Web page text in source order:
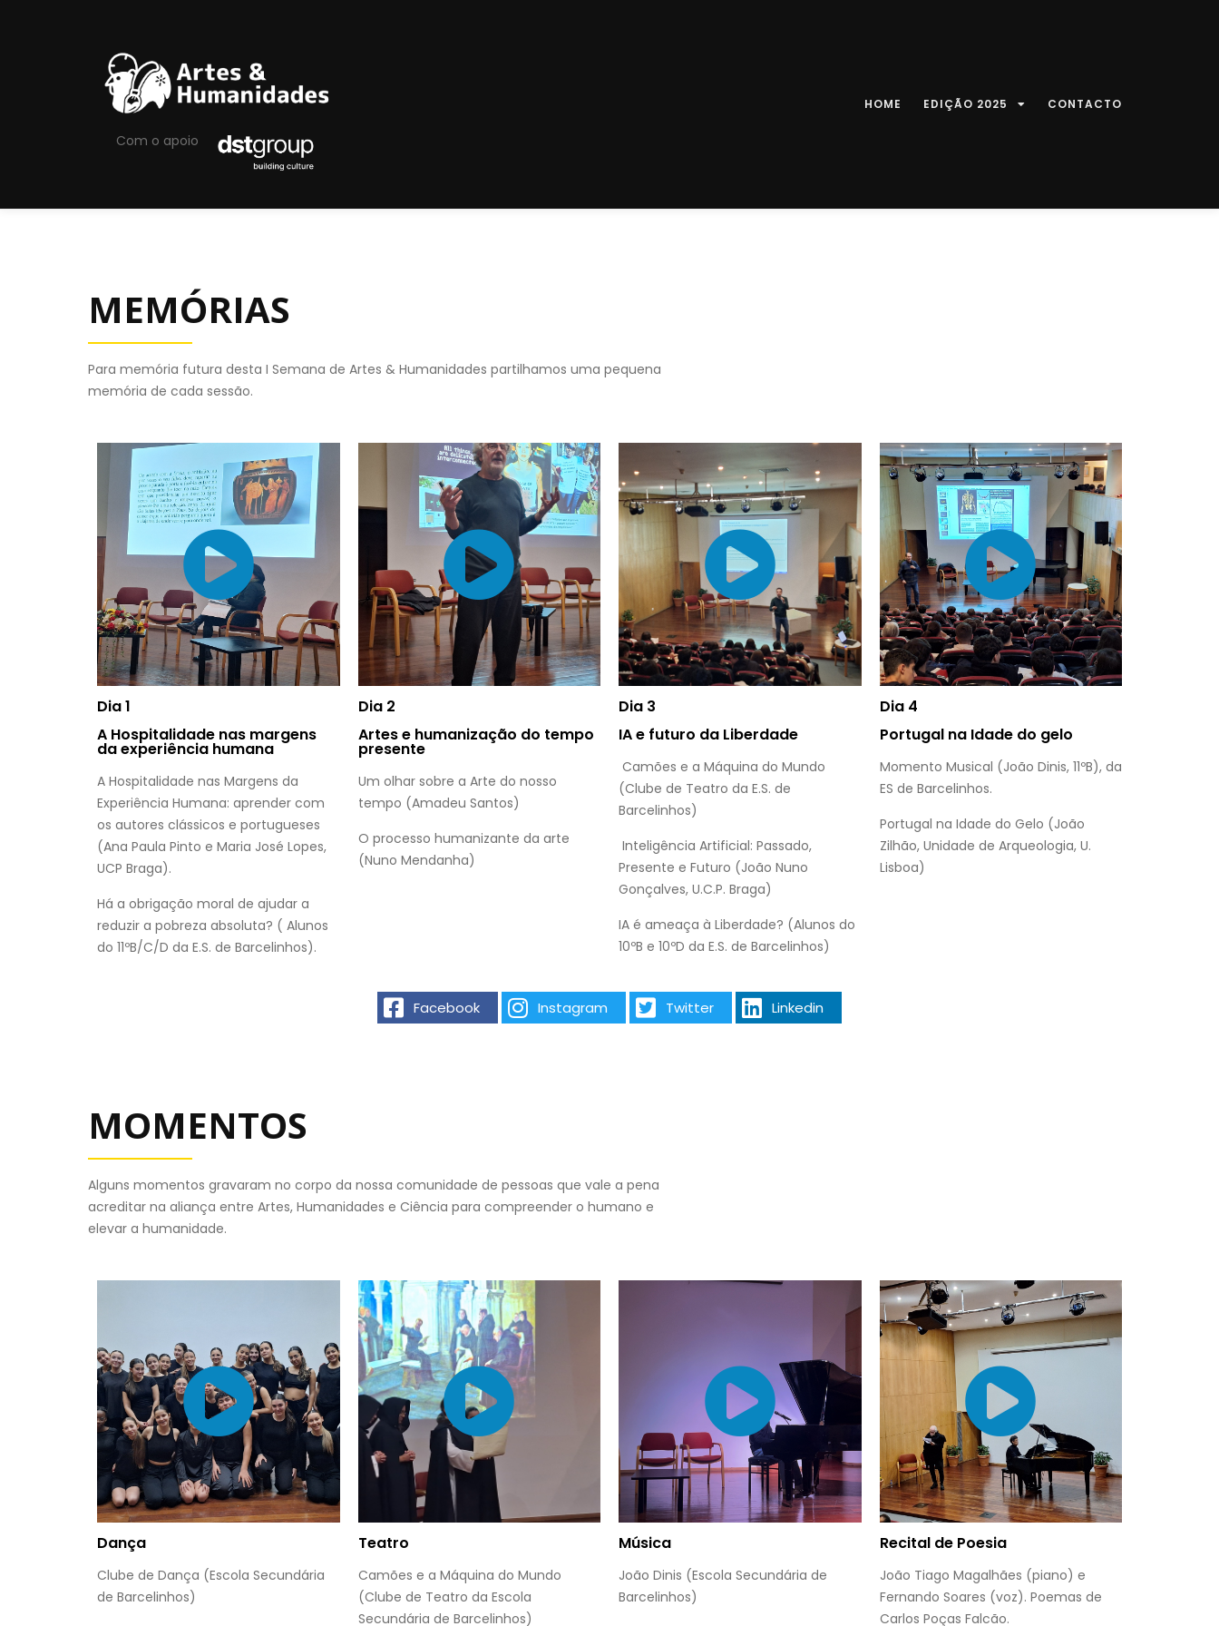
Com o apoio
HOME EDIÇÃO 2025 CONTACTO
MEMÓRIAS
Para memória futura desta I Semana de Artes & Humanidades partilhamos uma pequena
memória de cada sessão.
Dia 1
A Hospitalidade nas margens
da experiência humana
A Hospitalidade nas Margens da
Experiência Humana: aprender com
os autores clássicos e portugueses
(Ana Paula Pinto e Maria José Lopes,
UCP Braga).
Há a obrigação moral de ajudar a
reduzir a pobreza absoluta? ( Alunos
do 11ºB/C/D da E.S. de Barcelinhos).
Dia 2
Artes e humanização do tempo
presente
Um olhar sobre a Arte do nosso
tempo (Amadeu Santos)
O processo humanizante da arte
(Nuno Mendanha)
Dia 3
IA e futuro da Liberdade
Camões e a Máquina do Mundo
(Clube de Teatro da E.S. de
Barcelinhos)
Inteligência Artificial: Passado,
Presente e Futuro (João Nuno
Gonçalves, U.C.P. Braga)
IA é ameaça à Liberdade? (Alunos do
10ºB e 10ºD da E.S. de Barcelinhos)
Dia 4
Portugal na Idade do gelo
Momento Musical (João Dinis, 11ºB), da
ES de Barcelinhos.
Portugal na Idade do Gelo (João
Zilhão, Unidade de Arqueologia, U.
Lisboa)
Facebook Instagram Twitter Linkedin
MOMENTOS
Alguns momentos gravaram no corpo da nossa comunidade de pessoas que vale a pena
acreditar na aliança entre Artes, Humanidades e Ciência para compreender o humano e
elevar a humanidade.
Dança
Clube de Dança (Escola Secundária
de Barcelinhos)
Teatro
Camões e a Máquina do Mundo
(Clube de Teatro da Escola
Secundária de Barcelinhos)
Música
João Dinis (Escola Secundária de
Barcelinhos)
Recital de Poesia
João Tiago Magalhães (piano) e
Fernando Soares (voz). Poemas de
Carlos Poças Falcão.